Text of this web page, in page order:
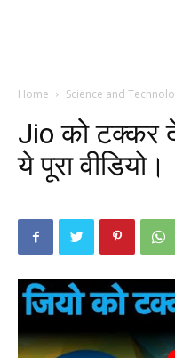
Home Science and
Jio को टक्कर
ये पूरा वीडियो।